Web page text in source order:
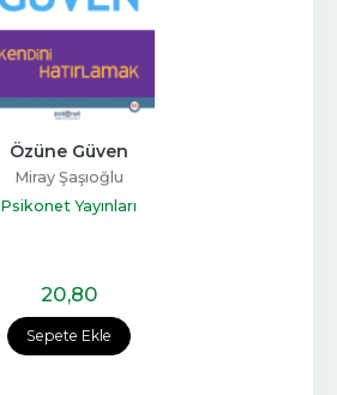
Sepete Ekle
Özüne Güven
Miray Şaşıoğlu
Psikonet Yayınları
20,80